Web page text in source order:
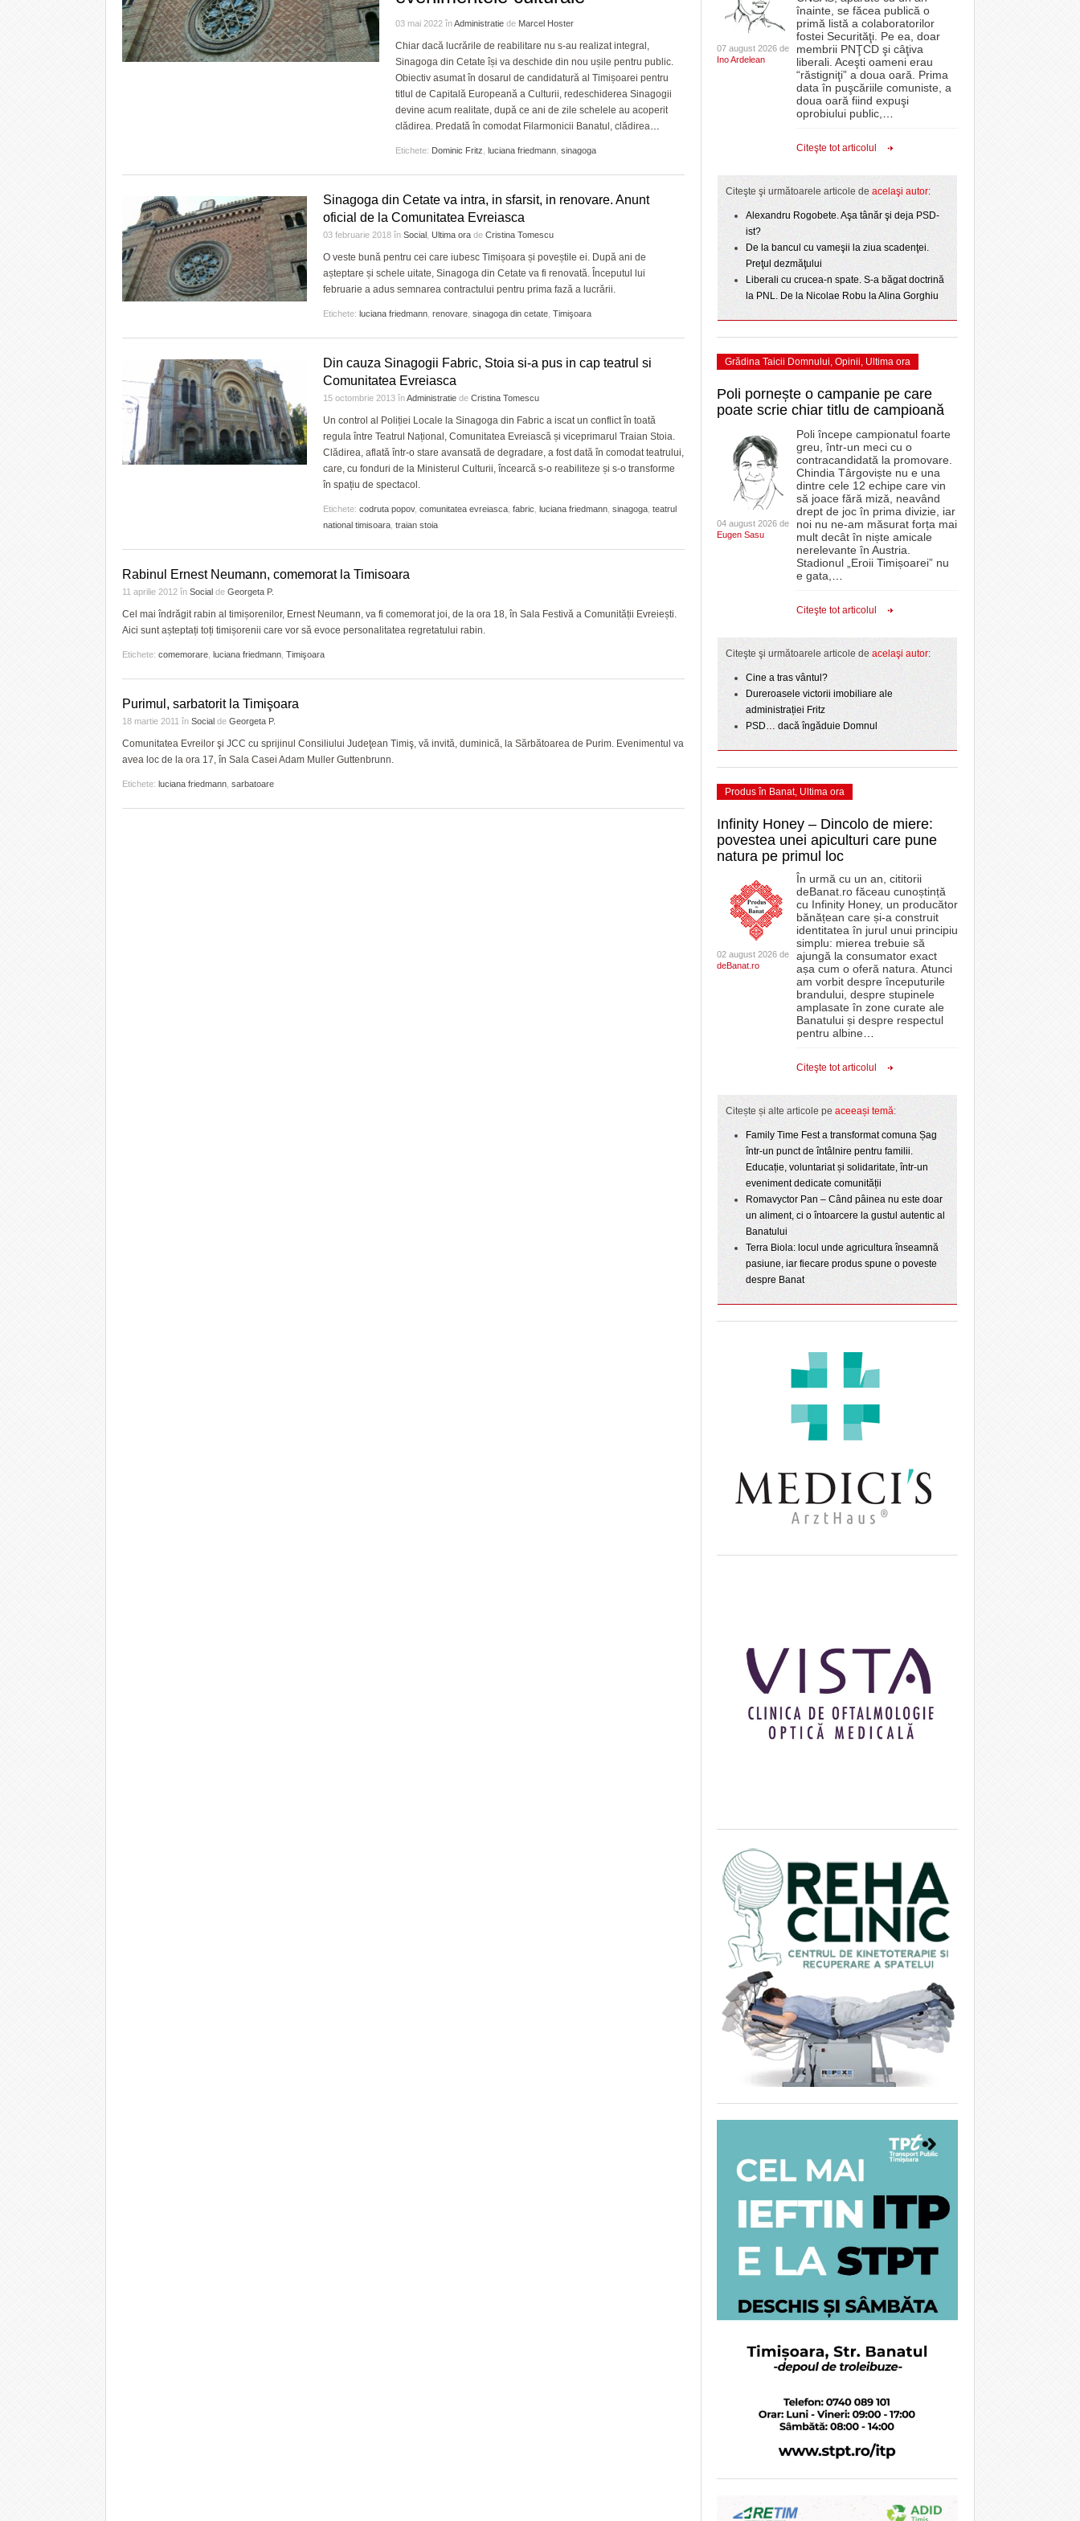
Timișoara are de luni șase noi cetățeni de
onoare/FOTO - 3 August 2026
Sorin Şipoş nu le dă nicio speranţă PSD-iştilor:
“Nu veți câștiga niciodată Timișoara. Nici în
2028, nici în 3028, când Dominic Fritz sigur nu
va mai fi primar- acum 2 zile
În ultimii trei ani niciun primar aflat în conflict de
Neacşu ia apărarea prefectului de Timiş în
cazul Dominic Fritz
View all
Politehnica Timișoara începe Superliga în
deplasare. Când sunt programate derby-urile
pentru play-off
- 4 August 2026
Sezonul marilor speranțe! Politehnica atacă
elita cu un meci tare, în care o nou-promovată
va evolua în fața unei echipe ce a pierdut
dramatic în barajul de promovare
- 3 August 2026
ZIARISTU’ DE
CU OIŞTEA-N
KIERKEGAARD
FINANŢĂRI DE LA A
Filmul „Ultimul ingredient”, o poveste a
Banatului în competiția internațională Food Film
Menu/VIDEO- 5 August 2026
Aflați secretele Timișoarei în cadrul unui nou tur
gratuit organizat de Asociația Turism Alternativ-
View all
proiectelor derulate de instituție din fonduri
europene/FOTO
ANAF oferă persoanelor fizice posibilitatea să
beneficieze de Declarația Unică 212
precompletată- 25 November 2025
CLIPURI VIDEO
JOCURI ONLINE
DIVERSE
FARMACII DIN
TIMIŞOARA
HARTA TIMIŞOAREI
LICEE, ŞCOLI ŞI
SFATUL MEDICULUI
03 mai 2022 înAdministratie de Marcel Hoster
Chiar dacă lucrările de reabilitare nu s-au realizat integral,
Sinagoga din Cetate își va deschide din nou ușile pentru public.
Obiectiv asumat în dosarul de candidatură al Timișoarei pentru
titlul de Capitală Europeană a Culturii, redeschiderea Sinagogii
devine acum realitate, după ce ani de zile schelele au acoperit
clădirea. Predată în comodat Filarmonicii Banatul, clădirea…
Etichete: Dominic Fritz luciana friedmann sinagoga
Sinagoga din Cetate va intra, in sfarsit, in renovare. Anunt
oficial de la Comunitatea Evreiasca
03 februarie 2018 în Social Ultima ora de Cristina Tomescu
O veste bună pentru cei care iubesc Timișoara și poveștile ei. După ani de
așteptare și schele uitate, Sinagoga din Cetate va fi renovată. Începutul lui
februarie a adus semnarea contractului pentru prima fază a lucrării.
Etichete: luciana friedmann renovare sinagoga din cetate Timişoara
Din cauza Sinagogii Fabric, Stoia si-a pus in cap teatrul si
Comunitatea Evreiasca
15 octombrie 2013 înAdministratie de Cristina Tomescu
Un control al Poliției Locale la Sinagoga din Fabric a iscat un conflict în toată
regula între Teatrul Național, Comunitatea Evreiască și viceprimarul Traian Stoia.
Clădirea, aflată într-o stare avansată de degradare, a fost dată în comodat teatrului,
care, cu fonduri de la Ministerul Culturii, încearcă s-o reabiliteze și s-o transforme
în spațiu de spectacol.
Etichete: codruta popov, comunitatea evreiasca fabric luciana friedmann sinagoga teatrul
national timisoara traian stoia
Rabinul Ernest Neumann, comemorat la Timisoara
11 aprilie 2012 în Social de Georgeta P.
Cel mai îndrăgit rabin al timișorenilor, Ernest Neumann, va fi comemorat joi, de la ora 18, în Sala Festivă a Comunității Evreiești.
Aici sunt așteptați toți timișorenii care vor să evoce personalitatea regretatului rabin.
Etichete: comemorare luciana friedmann Timişoara
Purimul, sarbatorit la Timişoara
18 martie 2011 în Social de Georgeta P.
Comunitatea Evreilor şi JCC cu sprijinul Consiliului Judeţean Timiş, vă invită, duminică, la Sărbătoarea de Purim. Evenimentul va
avea loc de la ora 17, în Sala Casei Adam Muller Guttenbrunn.
Etichete: luciana friedmann sarbatoare
07 august 2026 de
Ino Ardelean
înainte, se făcea publică o
primă listă a colaboratorilor
fostei Securităţi. Pe ea, doar
membrii PNŢCD şi câţiva
liberali. Aceşti oameni erau
“răstigniţi” a doua oară. Prima
data în puşcăriile comuniste, a
doua oară fiind expuşi
oprobiului public,
Citeşte tot articolul
Citeşte şi următoarele articole de acelaşi autor:
Alexandru Rogobete. Aşa tânăr şi deja PSD-
ist?
De la bancul cu vameşii la ziua scadenţei.
Preţul dezmăţului
Liberali cu crucea-n spate. S-a băgat doctrină
la PNL. De la Nicolae Robu la Alina Gorghiu
Grădina Taicii Domnului, Opinii, Ultima ora
Poli pornește o campanie pe care
poate scrie chiar titlu de campioană
04 august 2026 de
Eugen Sasu
Poli începe campionatul foarte
greu, într-un meci cu o
contracandidată la promovare.
Chindia Târgoviște nu e una
dintre cele 12 echipe care vin
să joace fără miză, neavând
drept de joc în prima divizie, iar
noi nu ne-am măsurat forța mai
mult decât în niște amicale
nerelevante în Austria.
Stadionul „Eroii Timișoarei” nu
e gata,
Citeşte tot articolul
Citeşte şi următoarele articole de acelaşi autor:
Cine a tras vântul?
Dureroasele victorii imobiliare ale
administrației Fritz
PSD… dacă îngăduie Domnul
Produs în Banat, Ultima ora
Infinity Honey – Dincolo de miere:
povestea unei apiculturi care pune
natura pe primul loc
02 august 2026 de
deBanat.ro
În urmă cu un an, cititorii
deBanat.ro făceau cunoștință
cu Infinity Honey, un producător
bănățean care și-a construit
identitatea în jurul unui principiu
simplu: mierea trebuie să
ajungă la consumator exact
așa cum o oferă natura. Atunci
am vorbit despre începuturile
brandului, despre stupinele
amplasate în zone curate ale
Banatului și despre respectul
pentru albine
Citeşte tot articolul
Citește și alte articole pe aceeași temă:
Family Time Fest a transformat comuna Șag
într-un punct de întâlnire pentru familii.
Educație, voluntariat și solidaritate, într-un
eveniment dedicate comunității
Romavyctor Pan – Când pâinea nu este doar
un aliment, ci o întoarcere la gustul autentic al
Banatului
Terra Biola: locul unde agricultura înseamnă
pasiune, iar fiecare produs spune o poveste
despre Banat